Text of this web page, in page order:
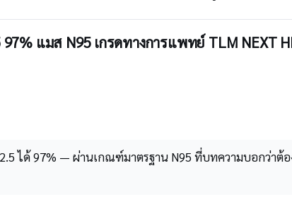
แมส N95 เกรดทางการแพทย์ TLM NEXT
ได้ 97% — ผ่านเกณฑ์มาตรฐาน N95 ที่บทความบอกว่าต้